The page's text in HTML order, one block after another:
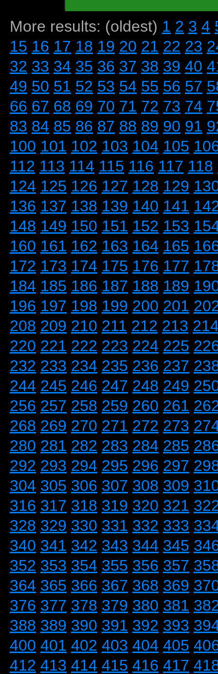
More results: (oldest) 1 2 3 4
15 16 17 18 19 20 21 22 23
32 33 34 35 36 37 38 39 40
49 50 51 52 53 54 55 56 57
66 67 68 69 70 71 72 73 74
83 84 85 86 87 88 89 90 91
100 101 102 103 104 105
112 113 114 115 116 117 118
124 125 126 127 128 129
136 137 138 139 140 141
148 149 150 151 152 153
160 161 162 163 164 165
172 173 174 175 176 177
184 185 186 187 188 189
196 197 198 199 200 201
208 209 210 211 212 213
220 221 222 223 224 225
232 233 234 235 236 237
244 245 246 247 248 249
256 257 258 259 260 261
268 269 270 271 272 273
280 281 282 283 284 285
292 293 294 295 296 297
304 305 306 307 308 309
316 317 318 319 320 321
328 329 330 331 332 333
340 341 342 343 344 345
352 353 354 355 356 357
364 365 366 367 368 369
376 377 378 379 380 381
388 389 390 391 392 393
400 401 402 403 404 405
412 413 414 415 416 417